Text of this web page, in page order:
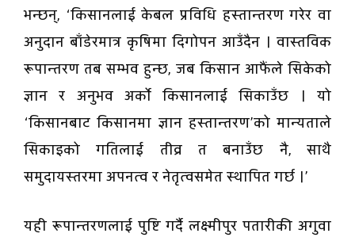
भन्छन्, ‘किसानलाई केबल प्रविधि हस्तान्तरण गरेर वा
अनुदान बाँडेरमात्र कृषिमा दिगोपन आउँदैन । वास्तविक
रूपान्तरण तब सम्भव हुन्छ, जब किसान आफैंले सिकेको
ज्ञान र अनुभव अर्को किसानलाई सिकाउँछ । यो
‘किसानबाट किसानमा ज्ञान हस्तान्तरण’को मान्यताले
सिकाइको गतिलाई तीव्र त बनाउँछ नै, साथै
समुदायस्तरमा अपनत्व र नेतृत्वसमेत स्थापित गर्छ ।’
यही रूपान्तरणलाई पुष्टि गर्दै लक्ष्मीपुर पतारीकी अगुवा